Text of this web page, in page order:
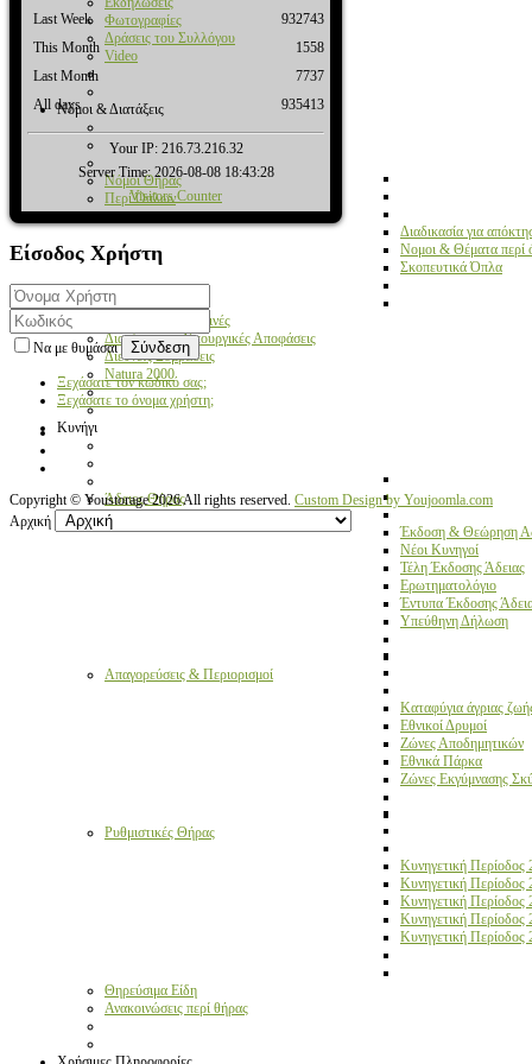
Φωτογραφίες
Δράσεις του Συλλόγου
Video
Νόμοι & Διατάξεις
Νόμοι Θήρας
Περί Όπλων
Διαδικασία για
Νομοι & Θέματα περί
Σκοπευτικά Όπλα
Παραβάσεις & Ποινές
Διατάγματα - Υπουργικές Αποφάσεις
Διεθνείς Συμβάσεις
Natura 2000
Κυνήγι
Άδειες Θήρας
Έκδοση & Θεώρηση
Νέοι Κυνηγοί
Τέλη Έκδοσης Άδειας
Ερωτηματολόγιο
Έντυπα Έκδοσης
Υπεύθηνη Δήλωση
Απαγορεύσεις & Περιορισμοί
Καταφύγια άγριας
Εθνικοί Δρυμοί
Ζώνες Αποδημητικών
Εθνικά Πάρκα
Ζώνες Εκγύμνασης
Ρυθμιστικές Θήρας
Κυνηγετική Περίοδος
Κυνηγετική Περίοδος
Kυνηγετική Περίοδος
Κυνηγετική Περίοδος
Κυνηγετική Περίοδος
Θηρεύσιμα Είδη
Ανακοινώσεις περί θήρας
Last Week
This Month
Last Month
All days
932743
1558
7737
935413
Your IP: 216.73.216.32
Server Time: 2026-08-08 18:43:28
Visitors Counter
Είσοδος Χρήστη
Να με θυμάσαι Σύνδεση
Ξεχάσατε τον κωδικό σας;
Ξεχάσατε το όνομα χρήστη;
Copyright © Youstorage2026 All rights reserved. Custom Design by Youjoomla.com
Αρχική